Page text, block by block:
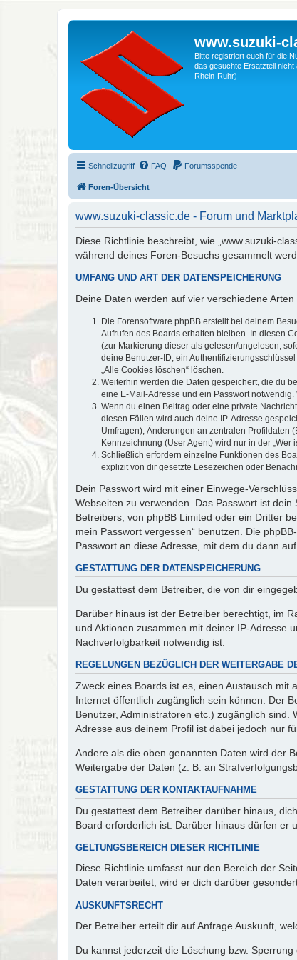
www.suzuki-
Bitte registriert euch für die
das gesuchte Ersatzteil nicht
Rhein-Ruhr)
Schnellzugriff FAQ Forumsspende
Foren-Übersicht
www.suzuki-classic.de - Forum und
Diese Richtlinie beschreibt, wie „www.suzuki-
während deines Foren-Besuchs gesammelt
UMFANG UND ART DER DATENSPEICHERUNG
Deine Daten werden auf vier verschiedene Arten
Die Forensoftware phpBB erstellt bei deinem
Aufrufen des Boards erhalten bleiben. In diesen
(zur Markierung dieser als gelesen/ungelesen;
deine Benutzer-ID, ein
„Alle Cookies löschen“ löschen.
Weiterhin werden die Daten gespeichert, die du
eine E-Mail-Adresse und ein Passwort
Wenn du einen Beitrag oder eine private
diesen Fällen wird auch deine IP-Adresse
Umfragen), Änderungen an zentralen Profildaten
Kennzeichnung (User Agent) wird nur in der
Schließlich erfordern einzelne Funktionen des
explizit von dir gesetzte Lesezeichen oder
Dein Passwort wird mit einer Einwege-
Webseiten zu verwenden. Das Passwort ist
Betreibers, von phpBB Limited oder ein Dritter
mein Passwort vergessen“ benutzen. Die
Passwort an diese Adresse, mit dem du dann
GESTATTUNG DER DATENSPEICHERUNG
Du gestattest dem Betreiber, die von dir
Darüber hinaus ist der Betreiber berechtigt, im
und Aktionen zusammen mit deiner IP-Adresse
Nachverfolgbarkeit notwendig ist.
REGELUNGEN BEZÜGLICH DER WEITERGABE
Zweck eines Boards ist es, einen Austausch
Internet öffentlich zugänglich sein können. Der
Benutzer, Administratoren etc.) zugänglich
Adresse aus deinem Profil ist dabei jedoch nur
Andere als die oben genannten Daten wird der
Weitergabe der Daten (z. B. an
GESTATTUNG DER KONTAKTAUFNAHME
Du gestattest dem Betreiber darüber hinaus,
Board erforderlich ist. Darüber hinaus dürfen er
GELTUNGSBEREICH DIESER RICHTLINIE
Diese Richtlinie umfasst nur den Bereich der
Daten verarbeitet, wird er dich darüber
AUSKUNFTSRECHT
Der Betreiber erteilt dir auf Anfrage Auskunft,
Du kannst jederzeit die Löschung bzw.